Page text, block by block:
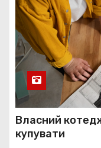
Власний
купувати